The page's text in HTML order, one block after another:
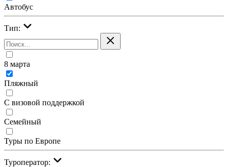
Автобус
Тип:
8 марта
Пляжный
С визовой поддержкой
Семейный
Туры по Европе
Туроператор: